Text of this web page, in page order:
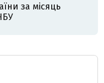
за місяць